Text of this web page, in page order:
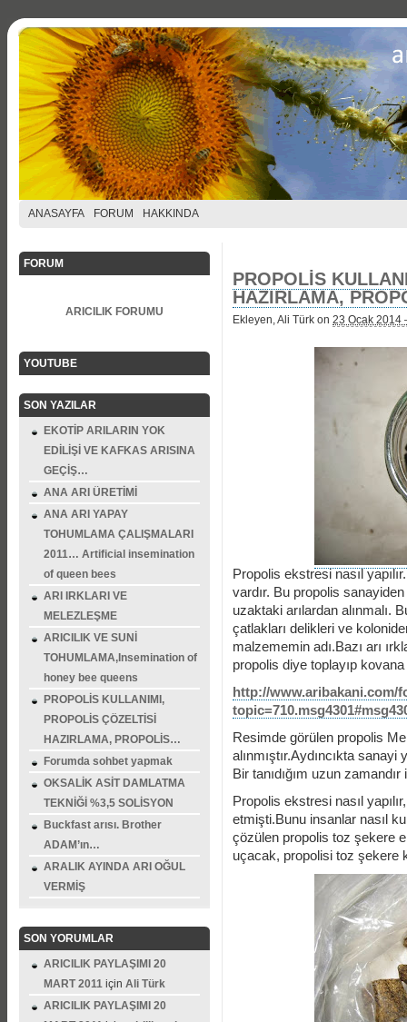
ANASAYFA FORUM HAKKINDA
FORUM
ARICILIK FORUMU
YOUTUBE
SON YAZILAR
EKOTİP ARILARIN YOK
EDİLİŞİ VE KAFKAS ARISINA
GEÇİŞ…
ANA ARI ÜRETİMİ
ANA ARI YAPAY
TOHUMLAMA ÇALIŞMALARI
2011… Artificial insemination
of queen bees
ARI IRKLARI VE
MELEZLEŞME
ARICILIK VE SUNİ
TOHUMLAMA,Insemination of
honey bee queens
PROPOLİS KULLANIMI,
PROPOLİS ÇÖZELTİSİ
HAZIRLAMA, PROPOLİS…
Forumda sohbet yapmak
OKSALİK ASİT DAMLATMA
TEKNİĞİ %3,5 SOLİSYON
Buckfast arısı. Brother
ADAM’ın…
ARALIK AYINDA ARI OĞUL
VERMİŞ
SON YORUMLAR
ARICILIK PAYLAŞIMI 20
MART 2011 için Ali Türk
ARICILIK PAYLAŞIMI 20
PROPOLİS
HAZIRLAMA,
Ekleyen, Ali Türk on 23 Ocak 2014
Propolis ekstresi nasıl
vardır. Bu propolis
uzaktaki arılardan alınmalı.
çatlakları delikleri ve
malzememin adı.Bazı arı
propolis diye toplayıp
http://www.aribakani.com/
Resimde görülen propolis
alınmıştır.Aydıncıkta
Bir tanıdığım uzun
Propolis ekstresi nasıl
etmişti.Bunu insanlar nasıl
çözülen propolis toz şekere
uçacak, propolisi toz şekere